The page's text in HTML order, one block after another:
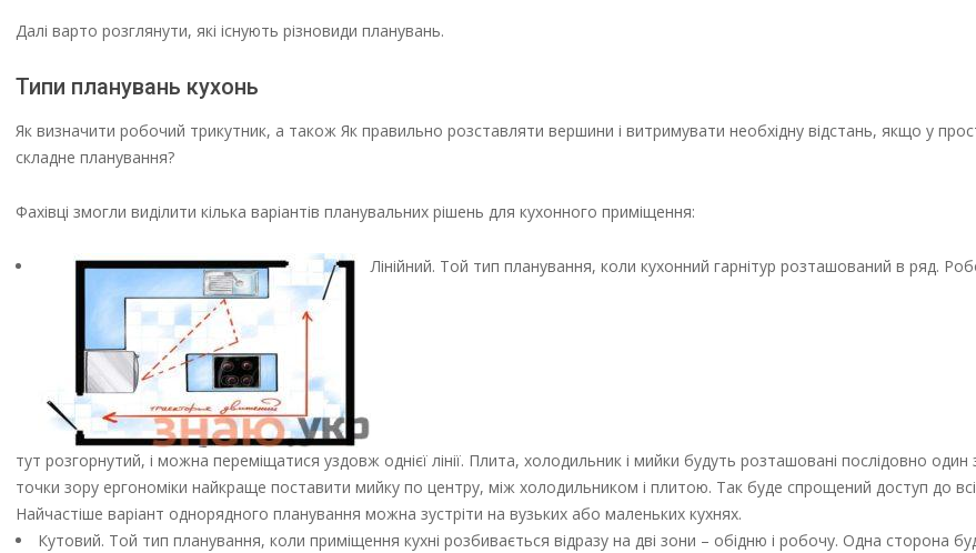
Далі варто розглянути, які існують різновиди планувань.
Типи планувань кухонь
Як визначити робочий трикутник, а також Як правильно розставляти вершини і витримувати необхідну відстань, якщо у
складне планування?
Фахівці змогли виділити кілька варіантів планувальних рішень для кухонного приміщення:
Лінійний. Той тип планування, коли кухонний гарнітур розташований в ряд.
тут розгорнутий, і можна переміщатися уздовж однієї лінії. Плита, холодильник і мийки будуть розташовані послідовно
точки зору ергономіки найкраще поставити мийку по центру, між холодильником і плитою. Так буде спрощений доступ до
Найчастіше варіант однорядного планування можна зустріти на вузьких або маленьких кухнях.
Кутовий. Той тип планування, коли приміщення кухні розбивається відразу на дві зони – обідню і робочу. Одна сторона